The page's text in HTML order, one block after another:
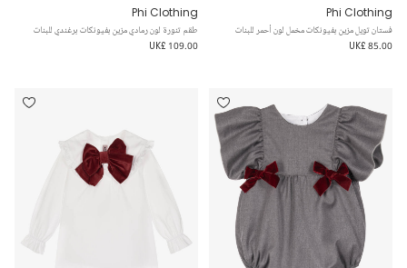
Phi Clothing
فستان تويل مزين بفيونكات مخمل لون أحمر للبنات
UK£ 85.00
Phi Clothing
طقم تنورة لون رمادي مزين بفيونكات برغندي للبنات
UK£ 109.00